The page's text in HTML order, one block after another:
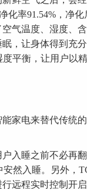
化率91.54%，净化
气温度、湿度、
，让身体得到充
平衡，让用户以
家电来替代传统
入睡之前不必再
然入睡。另外，
远程实时控制开